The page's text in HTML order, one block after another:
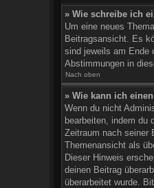
» Wie schreibe ich
Um eine neues
Beitragsansicht. Es
sind jeweils am Ende
Abstimmungen in
Nach oben
» Wie kann ich
Wenn du nicht
bearbeiten, indem du
Zeitraum nach seiner
Themenansicht als
Dieser Hinweis
deinen Beitrag
überarbeitet wurde.